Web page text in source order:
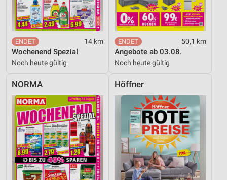
14 km
Wochenend Spezial
Noch heute gültig
50,1 km
Angebote ab 03.08.
Noch heute gültig
NORMA Höffner